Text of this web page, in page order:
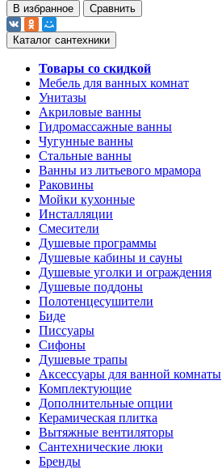
В избранное Сравнить
Каталог сантехники
Товары со скидкой
Мебель для ванных комнат
Унитазы
Акриловые ванны
Гидромассажные ванны
Чугунные ванны
Стальные ванны
Ванны из литьевого мрамора
Раковины
Мойки кухонные
Инсталляции
Смесители
Душевые программы
Душевые кабины и сауны
Душевые уголки и ограждения
Душевые поддоны
Полотенцесушители
Биде
Писсуары
Сифоны
Душевые трапы
Аксессуары для ванной комнаты
Комплектующие
Дополнительные опции
Керамическая плитка
Вытяжные вентиляторы
Сантехнические люки
Бренды